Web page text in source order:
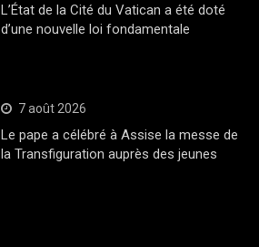
L’État de la Cité du Vatican a été doté
d’une nouvelle loi fondamentale
7 août 2026
Le pape a célébré à Assise la messe de
la Transfiguration auprès des jeunes